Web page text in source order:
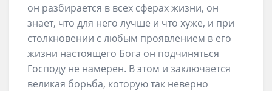
он разбирается в всех сферах жизни, он
знает, что для него лучше и что хуже, и при
столкновении с любым проявлением в его
жизни настоящего Бога он подчиняться
Господу не намерен. В этом и заключается
великая борьба, которую так неверно